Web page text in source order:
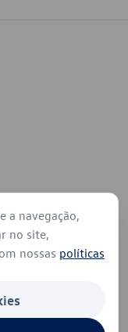
a navegação,
no site,
nossas políticas